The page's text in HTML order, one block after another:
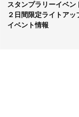
スタンプラリーイベン
２日間限定ライトアッ
イベント情報